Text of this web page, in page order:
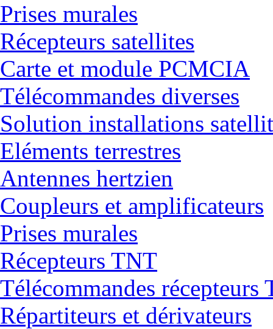
Prises murales
Récepteurs satellites
Carte et module PCMCIA
Télécommandes diverses
Solution installations
Eléments terrestres
Antennes hertzien
Coupleurs et amplificateurs
Prises murales
Récepteurs TNT
Télécommandes récepteurs
Répartiteurs et dérivateurs